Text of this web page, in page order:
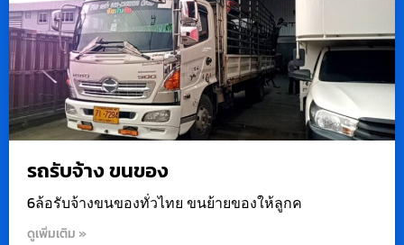
รถรับจ้าง ขนของ
6ล้อรับจ้างขนของทั่วไทย ขนย้ายของให้ลูกค
ดูเพิ่มเติม »